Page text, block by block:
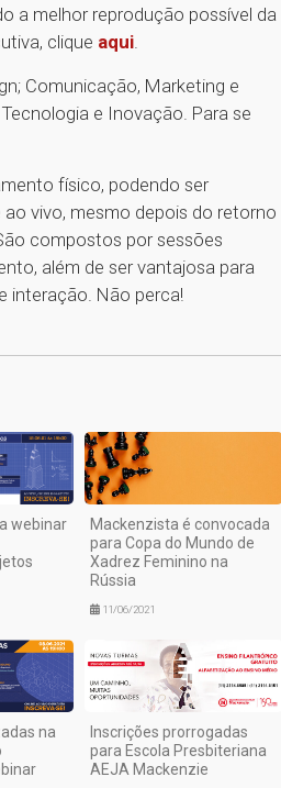
a melhor reprodução possível da
clique aqui.
Comunicação, Marketing e
e Inovação. Para se
físico, podendo ser
vivo, mesmo depois do retorno
compostos por sessões
além de ser vantajosa para
interação. Não perca!
webinar
Mackenzista é convocada
para Copa do Mundo de
Xadrez Feminino na
Rússia
11/06/2021
na
Inscrições prorrogadas
para Escola Presbiteriana
AEJA Mackenzie